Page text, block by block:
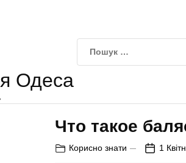
Одеса
Что такое
Корисно знати 1